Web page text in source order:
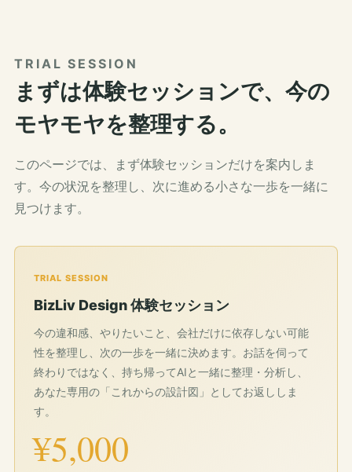
TRIAL SESSION
まずは体験セッションで、今の
モヤモヤを整理する。
このページでは、まず体験セッションだけを案内しま
す。今の状況を整理し、次に進める小さな一歩を一緒に
見つけます。
TRIAL SESSION
BizLiv Design 体験セッション
今の違和感、やりたいこと、会社だけに依存しない可能
性を整理し、次の一歩を一緒に決めます。お話を伺って
終わりではなく、持ち帰ってAIと一緒に整理・分析し、
あなた専用の「これからの設計図」としてお返ししま
す。
¥5,000